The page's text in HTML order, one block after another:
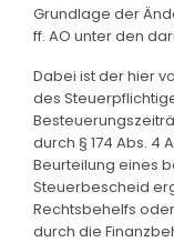
Grundlage der
ff. AO unter den
Dabei ist der hier
des
durch § 174 Abs. 4
Beurteilung eines
Steuerbescheid
Rechtsbehelfs
durch die